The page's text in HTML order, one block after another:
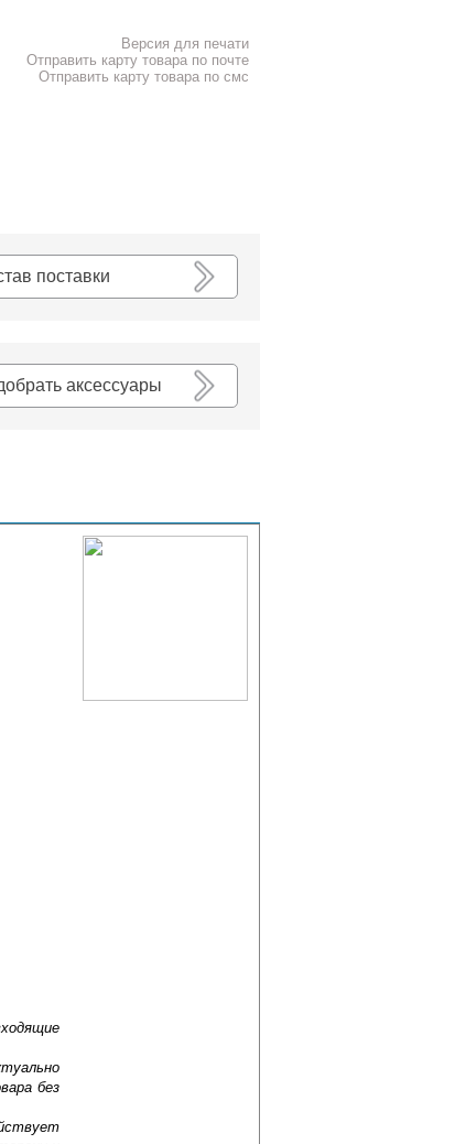
Версия для печати
Отправить карту товара по почте
Отправить карту товара по смс
поставки
аксессуары
без